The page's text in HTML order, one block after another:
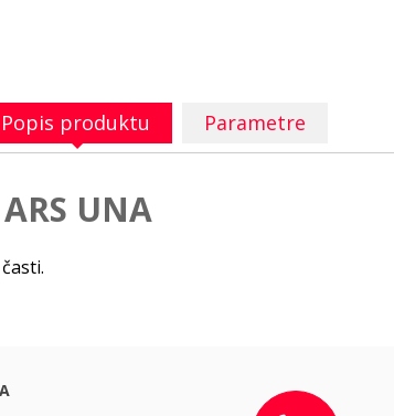
Popis produktu Parametre
UNA